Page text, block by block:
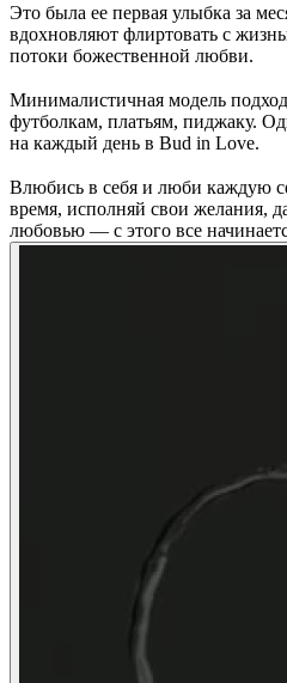
Это была ее первая улыбка за
вдохновляют флиртовать с
потоки божественной любви.
Минималистичная модель
футболкам, платьям, пиджаку.
на каждый день в Bud in Love.
Влюбись в себя и люби каждую
время, исполняй свои желания,
любовью — с этого все